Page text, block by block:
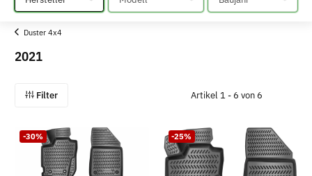
Duster 4x4
2021
Filter Artikel 1 - 6 von 6
-30% -25%